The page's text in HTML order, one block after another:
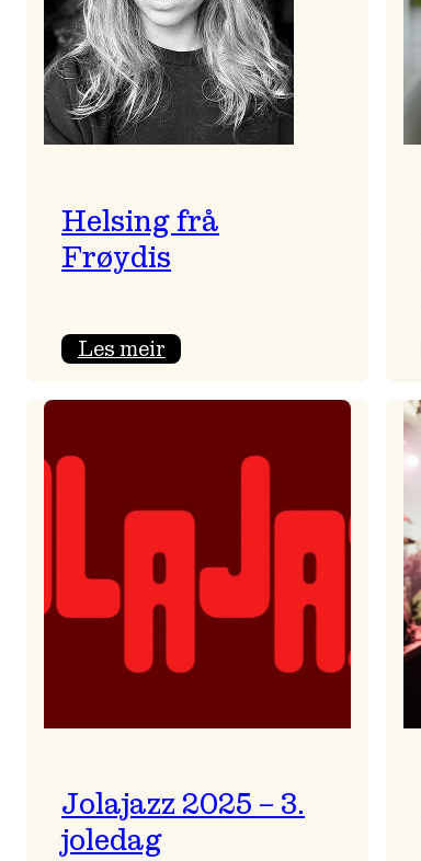
Helsing frå
Frøydis
Les meir:
frå
Jolajazz 2025 – 3.
joledag